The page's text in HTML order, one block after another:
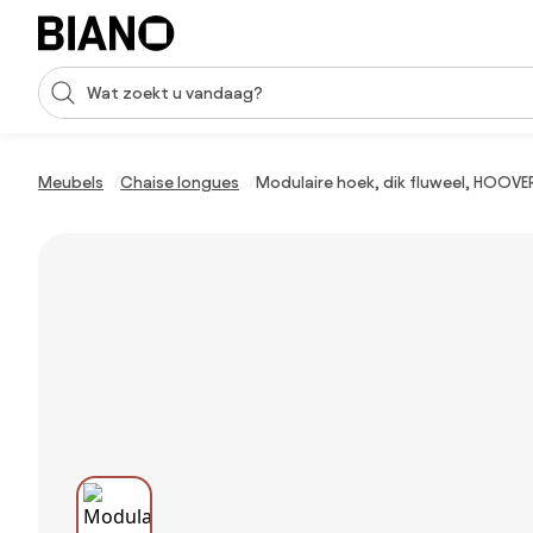
Navigatie overslaan, naar inhoud springen
Zoekopdracht invoeren
Meubels Chaise longues Modulaire hoek, dik fluweel,